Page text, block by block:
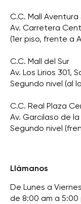
C.C. Mall
Av. Carretera
(1er piso, frente a
C.C. Mall del Sur
Av. Los Lirios 301,
Segundo nivel (al
C.C. Real Plaza
Av. Garcilaso de
Segundo nivel
Llámanos
De Lunes a Viernes
de 8:00 am a 5:00